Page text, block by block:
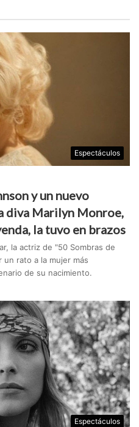
Espectáculos
y un nuevo
diva Marilyn Monroe,
la tuvo en brazos
la actriz de "50 Sombras de
rato a la mujer más
de su nacimiento.
Espectáculos